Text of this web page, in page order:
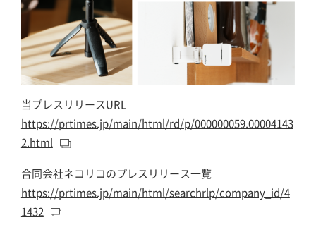
当プレスリリースURL
https://prtimes.jp/main/html/rd/p/000000059.00004143
2.html
合同会社ネコリコのプレスリリース一覧
https://prtimes.jp/main/html/searchrlp/company_id/4
1432